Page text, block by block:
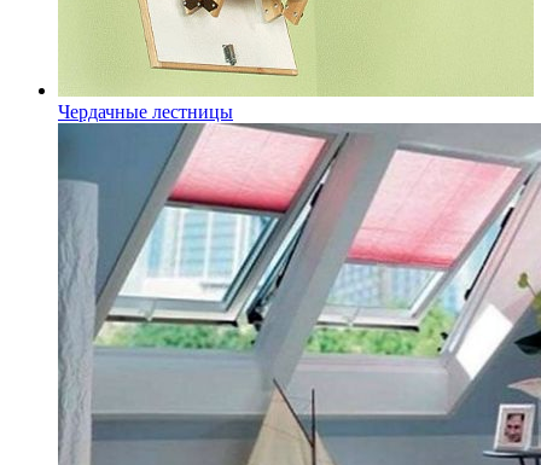
Чердачные лестницы